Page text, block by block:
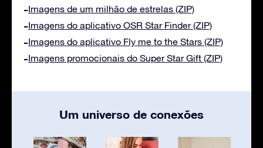
Imagens de um milhão de estrelas (ZIP)
Imagens do aplicativo OSR Star Finder (ZIP)
Imagens do aplicativo Fly me to the Stars (ZIP)
Imagens promocionais do Super Star Gift (ZIP)
Um universo de conexões